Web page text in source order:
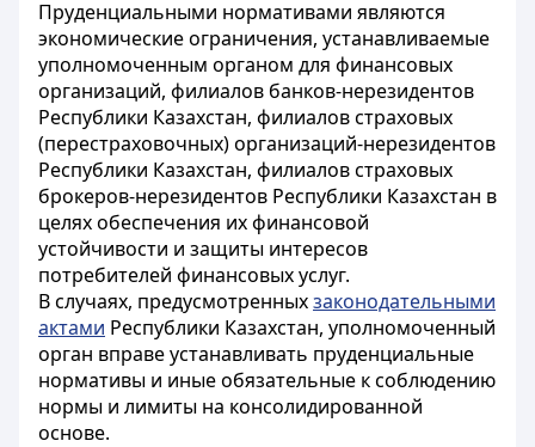
Пруденциальными нормативами являются
экономические ограничения, устанавливаемые
уполномоченным органом для финансовых
организаций, филиалов банков-нерезидентов
Республики Казахстан, филиалов страховых
(перестраховочных) организаций-нерезидентов
Республики Казахстан, филиалов страховых
брокеров-нерезидентов Республики Казахстан в
целях обеспечения их финансовой
устойчивости и защиты интересов
потребителей финансовых услуг.
В случаях, предусмотренныхзаконодательными
актами Республики Казахстан, уполномоченный
орган вправе устанавливать пруденциальные
нормативы и иные обязательные к соблюдению
нормы и лимиты на консолидированной
основе.